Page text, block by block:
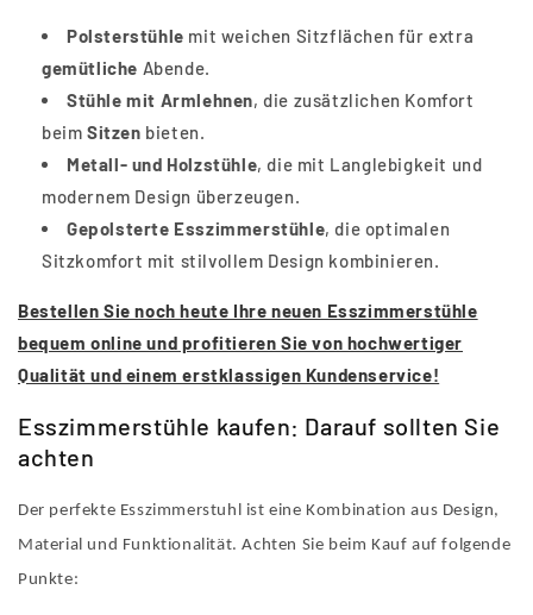
Polsterstühle mit weichen Sitzflächen für extra
gemütliche Abende.
Stühle mit Armlehnen, die zusätzlichen Komfort
beim Sitzen bieten.
Metall- und Holzstühle, die mit Langlebigkeit und
modernem Design überzeugen.
Gepolsterte Esszimmerstühle, die optimalen
Sitzkomfort mit stilvollem Design kombinieren.
Bestellen Sie noch heute Ihre neuen Esszimmerstühle
bequem online und profitieren Sie von hochwertiger
Qualität und einem erstklassigen Kundenservice!
Esszimmerstühle kaufen: Darauf sollten Sie
achten
Der perfekte Esszimmerstuhl ist eine Kombination aus Design,
Material und Funktionalität. Achten Sie beim Kauf auf folgende
Punkte: